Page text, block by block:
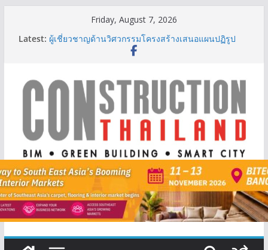
Friday, August 7, 2026
Latest: ผู้เชี่ยวชาญด้านวิศวกรรมโครงสร้างเสนอแผนปฏิรูป
มาตรฐานตั้งแต่การออกแบบถึงการตรวจสอบอาคารไทย
เติบโต 377% ชี้ดีมานด์ภูเก็ตยังแกร่ง
BCT Expo 2026 ชูแนวคิด “Empowering Net Zero in
Construction & Mining” ขับเคลื่อนอุตสาหกรรม
ก่อสร้างและเหมืองแร่สู่สังคมคาร์บอนต่ำอย่างยั่งยืน
ลลิล พร็อพเพอร์ตี้ ก้าวสู่ปีที่ 40 ยึดลูกค้าเป็นศูนย์กลาง
IHG Hotels & Resorts เปิดตัว ฮอลิเดย์ อินน์ เอ็กซ์เพรส
อ่าวนางแห่งแรกในกระบี่